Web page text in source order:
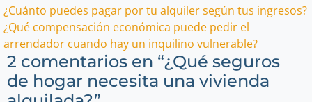
Navegación
de
entradas
¿Cuánto puedes pagar por tu alquiler según tus ingresos?
¿Qué compensación económica puede pedir el
arrendador cuando hay un inquilino vulnerable?
2 comentarios en “¿Qué seguros
de hogar necesita una vivienda